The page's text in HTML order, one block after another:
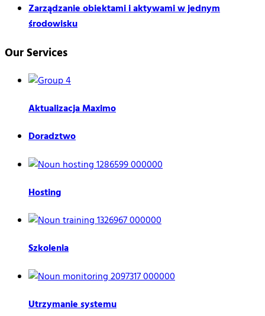
Zarządzanie obiektami i aktywami w jednym
środowisku
Our Services
Aktualizacja Maximo
Doradztwo
Hosting
Szkolenia
Utrzymanie systemu